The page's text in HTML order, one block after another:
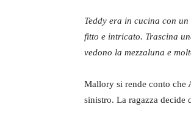
Teddy era in cucina con
fitto e intricato. Trascina
vedono la mezzaluna e
Mallory si rende conto che
sinistro. La ragazza decide